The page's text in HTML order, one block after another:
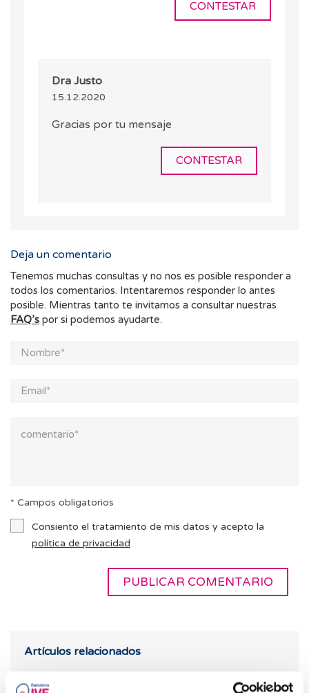
CONTESTAR
Dra Justo
15.12.2020
Gracias por tu mensaje
CONTESTAR
Deja un comentario
Tenemos muchas consultas y no nos es posible responder a
todos los comentarios. Intentaremos responder lo antes
posible. Mientras tanto te invitamos a consultar nuestras
FAQ’s por si podemos ayudarte.
* Campos obligatorios
Consiento el tratamiento de mis datos y acepto la
política de privacidad
Artículos relacionados